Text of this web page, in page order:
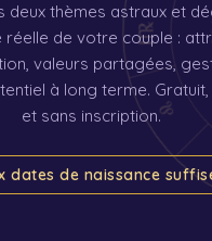
e
f
deux thèmes astraux et
réelle de votre couple :
valeurs partagées,
à long terme.
et sans inscription.
dates de naissance